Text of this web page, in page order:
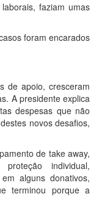
faziam umas
foram encarados
de apoio, cresceram
A presidente explica
despesas que não
novos desafios,
de take away,
individual,
alguns donativos,
terminou porque a